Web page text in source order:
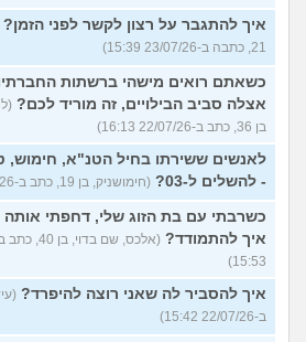
איך להתגבר על רצון לקשר לפני הזמן?
21, כתבה ב-23/07/26 15:39)
כשאתם רואים מישהי ברשתות
אצלה סביב הבילויים, זה מוריד לכם?
בן 36, כתב ב-22/07/26 16:13)
לאנשים ששירתו בחיל הטנ"א, חימוש,
- להשלים ל-03?
(חימושניק, בן 19, כתב ב-22/07/26 16:04)
כשרבתי עם בת הזוג שלי, דחפתי
איך להתמודד?
15:53)
איך להסביר לה שאני רוצה להיפרד?
ב-22/07/26 15:42)